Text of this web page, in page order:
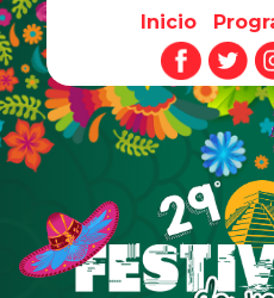
Pasar al contenido principal
Inicio